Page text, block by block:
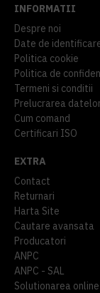
INFORMATII
Despre noi
Date de
Politica cookie
Politica de
Termeni si conditii
Prelucrarea
Cum comand
Certificari ISO
EXTRA
Contact
Returnari
Harta Site
Cautare avansata
Producatori
ANPC
ANPC - SAL
Solutionarea